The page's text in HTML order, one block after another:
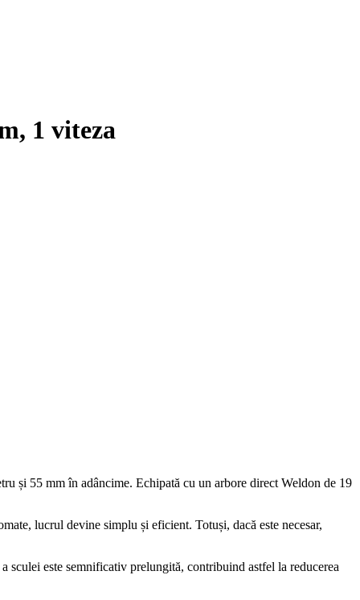
1 viteza
și 55 mm în adâncime. Echipată cu un arbore direct Weldon de 19
lucrul devine simplu și eficient. Totuși, dacă este necesar,
este semnificativ prelungită, contribuind astfel la reducerea